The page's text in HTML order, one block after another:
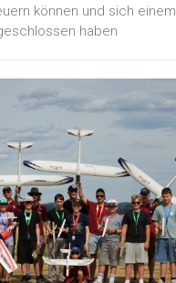
können und sich einem
haben